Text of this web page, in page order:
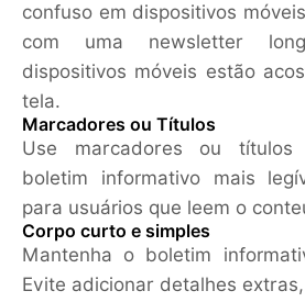
confuso em dispositivos
com uma newsletter
dispositivos móveis estão
tela.
Marcadores ou Títulos
Use marcadores ou
boletim informativo mais
para usuários que leem o
Corpo curto e simples
Mantenha o boletim
Evite adicionar detalhes